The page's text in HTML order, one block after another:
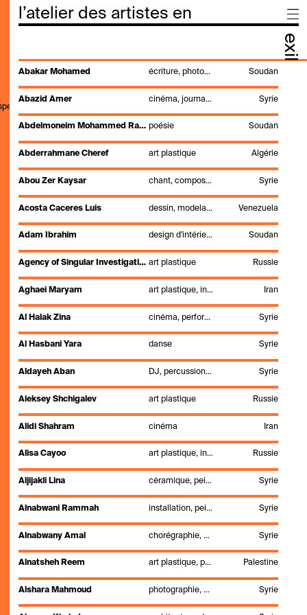
l’atelier des artistes en
exil
Abakar Mohamed écriture, photographie, vidéo Soudan
Abazid Amer cinéma, journalisme, réalisation, TV, vidéo Syrie
Abdelmoneim Mohammed Rahamtalla poésie Soudan
Abderrahmane Cheref art plastique Algérie
Abou Zer Kaysar chant, composition, musique Syrie
Acosta Caceres Luis dessin, modelage, peinture, poterie Venezuela
Adam Ibrahim design d'intérieur, dessin Soudan
Agency of Singular Investigations – Anna Titova & Stanislav Shuripa art plastique Russie
Aghaei Maryam art plastique, installation, peinture, performance, photographie, sculpture, stylisme Iran
Al Halak Zina cinéma, performance, théâtre Syrie
Al Hasbani Yara danse Syrie
Aldayeh Aban DJ, percussions, production Syrie
Aleksey Shchigalev art plastique Russie
Alidi Shahram cinéma Iran
Alisa Cayoo art plastique, installation, sculpture, stylisme Russie
Aljijakli Lina céramique, peinture, scénographie, théâtre, TV Syrie
Alnabwani Rammah installation, peinture, théâtre Syrie
Alnabwany Amal chorégraphie, danse Syrie
Alnatsheh Reem art plastique, poésie Palestine
Alshara Mahmoud photographie, vidéo Syrie